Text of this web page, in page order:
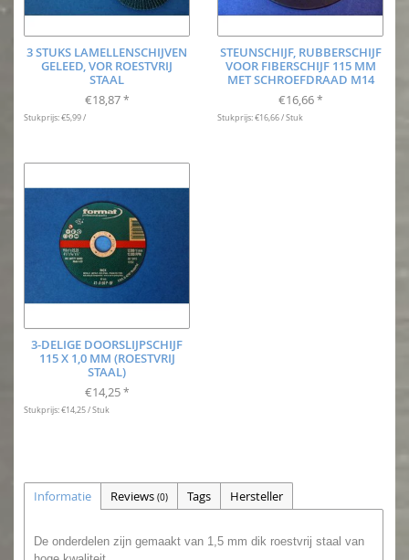
3 STUKS LAMELLENSCHIJVEN
GELEED, VOR ROESTVRIJ
STAAL
€18,87 *
Stukprijs: €5,99 /
STEUNSCHIJF, RUBBERSCHIJF
VOOR FIBERSCHIJF 115 MM
MET SCHROEFDRAAD M14
€16,66 *
Stukprijs: €16,66 / Stuk
3-DELIGE DOORSLIJPSCHIJF
115 X 1,0 MM (ROESTVRIJ
STAAL)
€14,25 *
Stukprijs: €14,25 / Stuk
Informatie Reviews (0) Tags Hersteller
De onderdelen zijn gemaakt van 1,5 mm dik roestvrij staal van